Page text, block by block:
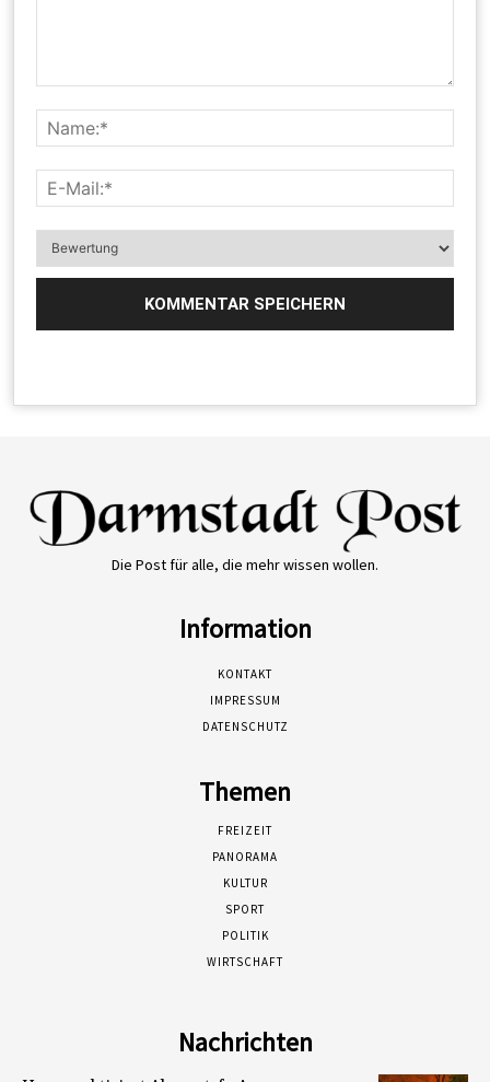
Die Post für alle, die mehr wissen wollen.
Information
KONTAKT
IMPRESSUM
DATENSCHUTZ
Themen
FREIZEIT
PANORAMA
KULTUR
SPORT
POLITIK
WIRTSCHAFT
Nachrichten